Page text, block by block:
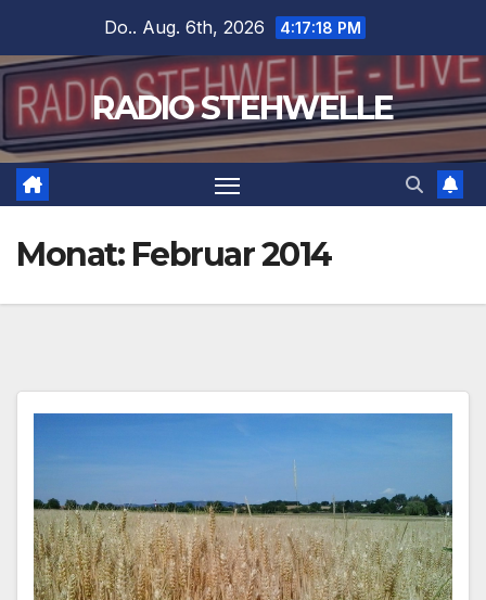
springen
Do.. Aug. 6th, 2026 4:17:18 PM
RADIO STEHWELLE
Monat: Februar 2014